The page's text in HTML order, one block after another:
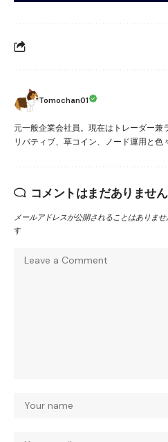
Tomochan01
元一般企業会社員。現在はトレーダー兼
リバティブ、草コイン、ノード運用と色
コメントはまだありません
メールアドレスが公開されることはありませ
す